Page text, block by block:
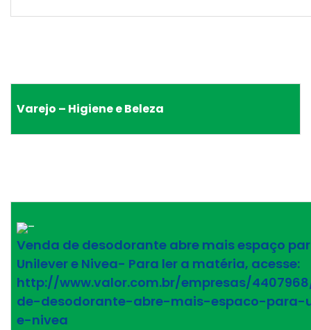
Varejo – Higiene e Beleza
–
Venda de desodorante abre mais espaço
Unilever e Nivea- Para ler a matéria, acesse:
http://www.valor.com.br/empresas/
de-desodorante-abre-mais-espaco-para-
e-nivea